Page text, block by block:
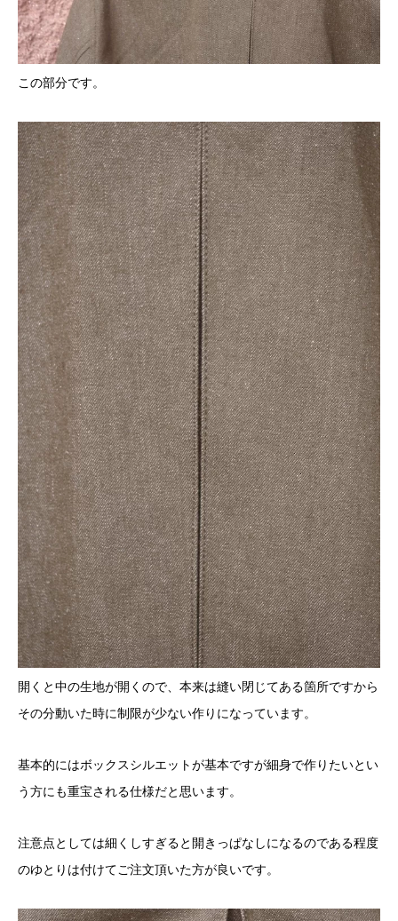
この部分です。
開くと中の生地が開くので、本来は縫い閉じてある箇所ですから
その分動いた時に制限が少ない作りになっています。
基本的にはボックスシルエットが基本ですが細身で作りたいとい
う方にも重宝される仕様だと思います。
注意点としては細くしすぎると開きっぱなしになるのである程度
のゆとりは付けてご注文頂いた方が良いです。